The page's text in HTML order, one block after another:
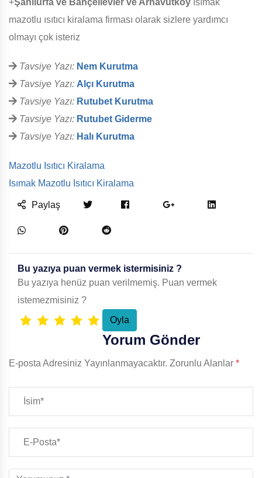
+Şanlıurfa ve Bahçelievler ve Arnavutköy ısımak
mazotlu ısıtıcı kiralama firması olarak sizlere yardımcı
olmayı çok isteriz
Tavsiye Yazı: Nem Kurutma
Tavsiye Yazı: Alçı Kurutma
Tavsiye Yazı: Rutubet Kurutma
Tavsiye Yazı: Rutubet Giderme
Tavsiye Yazı: Halı Kurutma
Mazotlu Isıtıcı Kiralama
Isımak Mazotlu Isıtıcı Kiralama
Paylaş
Bu yazıya puan vermek istermisiniz ?
Bu yazıya henüz puan verilmemiş. Puan vermek
istemezmisiniz ?
Yorum Gönder
E-posta Adresiniz Yayınlanmayacaktır. Zorunlu Alanlar *